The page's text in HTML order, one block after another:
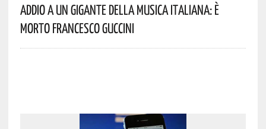
Addio A Un Gigante Della Musica Italiana: È
Morto Francesco Guccini